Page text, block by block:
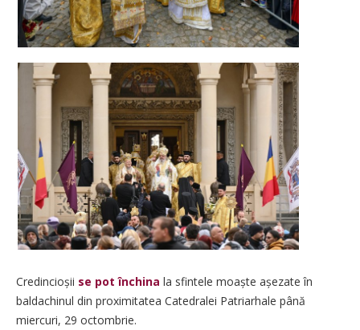
Credincioșii se pot închina la sfintele moaște așezate în
baldachinul din proximitatea Catedralei Patriarhale până
miercuri, 29 octombrie.